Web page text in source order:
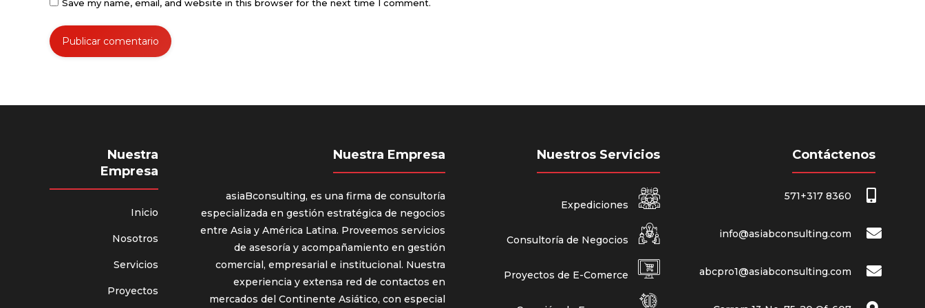
Save my name, email, and website in this browser for the next time I comment.
Publicar comentario
Nuestra
Empresa
Inicio
Nosotros
Servicios
Proyectos
Nuestra Empresa
asiaBconsulting, es una firma de consultoría
especializada en gestión estratégica de negocios
entre Asia y América Latina. Proveemos servicios
de asesoría y acompañamiento en gestión
comercial, empresarial e institucional. Nuestra
experiencia y extensa red de contactos en
mercados del Continente Asiático, con especial
Nuestros Servicios
Expediciones
Consultoría de Negocios
Proyectos de E-Comerce
Contáctenos
571+317 8360
info@asiabconsulting.com
abcpro1@asiabconsulting.com